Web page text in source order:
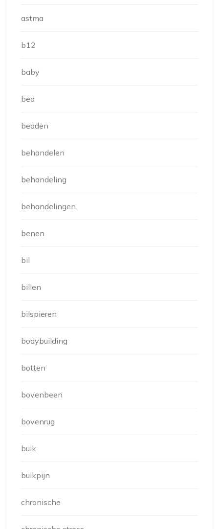
astma
b12
baby
bed
bedden
behandelen
behandeling
behandelingen
benen
bil
billen
bilspieren
bodybuilding
botten
bovenbeen
bovenrug
buik
buikpijn
chronische